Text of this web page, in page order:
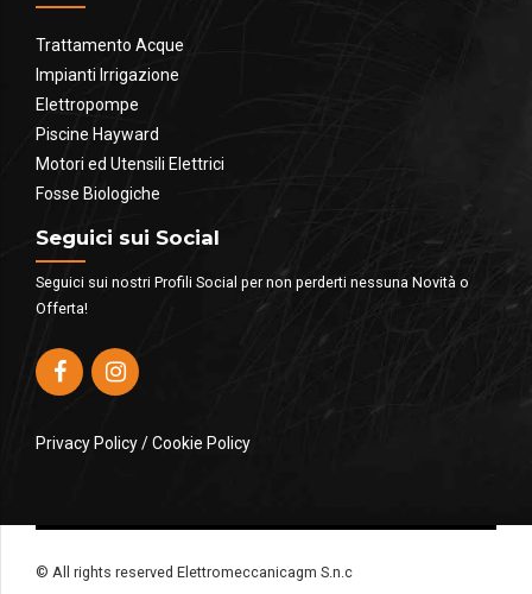
Trattamento Acque
Impianti Irrigazione
Elettropompe
Piscine Hayward
Motori ed Utensili Elettrici
Fosse Biologiche
Seguici sui Social
Seguici sui nostri Profili Social per non perderti nessuna Novità o
Offerta!
Privacy Policy/Cookie Policy
© All rights reserved Elettromeccanicagm S.n.c